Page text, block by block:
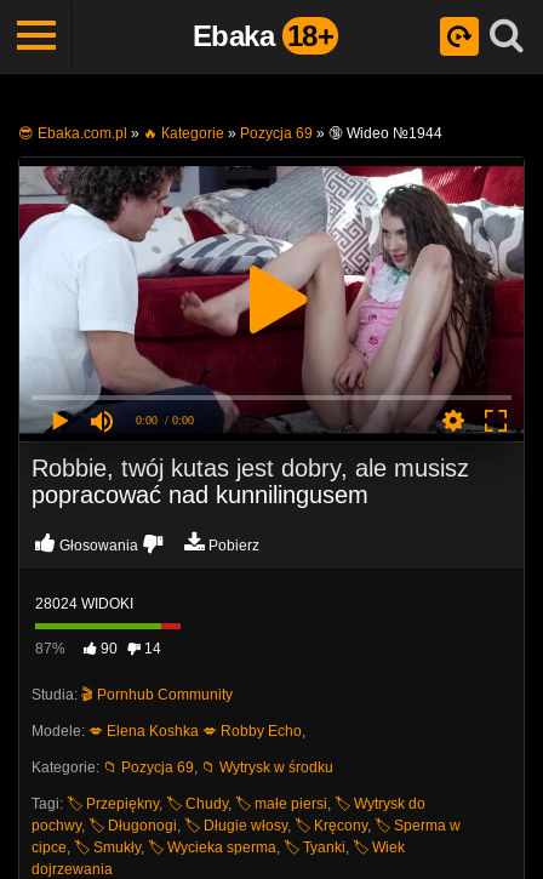
Ebaka 18+
😎 Ebaka.com.pl » 🔥 Кategorie » Pozycja 69 » 🔞 Wideo №1944
0:00 / 0:00
Robbie, twój kutas jest dobry, ale musisz
popracować nad kunnilingusem
Głosowania Pobierz
28024 WIDOKI
87% 90 14
Studia: 🎬 Pornhub Community
Modele: 💋 Elena Koshka 💋 Robby Echo,
Kategorie: 📁 Pozycja 69, 📁 Wytrysk w środku
Tagi: 🏷️ Przepiękny, 🏷️ Chudy, 🏷️ małe piersi, 🏷️ Wytrysk do
pochwy, 🏷️ Długonogi, 🏷️ Długie włosy, 🏷️ Kręcony, 🏷️ Sperma w
cipce, 🏷️ Smukły, 🏷️ Wycieka sperma, 🏷️ Tyanki, 🏷️ Wiek
dojrzewania